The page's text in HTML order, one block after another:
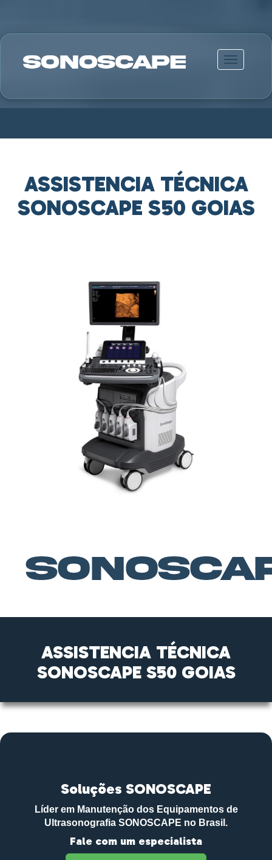
Alternar
ASSISTENCIA TÉCNICA
SONOSCAPE S50 GOIAS
ASSISTENCIA TÉCNICA
SONOSCAPE S50 GOIAS
Soluções SONOSCAPE
Líder em Manutenção dos Equipamentos de
Ultrasonografia SONOSCAPE no Brasil.
Fale com um especialista